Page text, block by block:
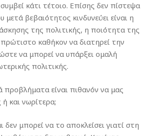
κάτι τέτοιο. Επίσης δεν πίστεψα
βεβαιότητος κινδυνεύει είναι η
της πολιτικής, η ποιότητα της
καθήκον να διατηρεί την
να μπορεί να υπάρξει ομαλή
πολιτικής.
προβλήματα είναι πιθανόν να μας
και νωρίτερα;
μπορεί να το αποκλείσει γιατί στη